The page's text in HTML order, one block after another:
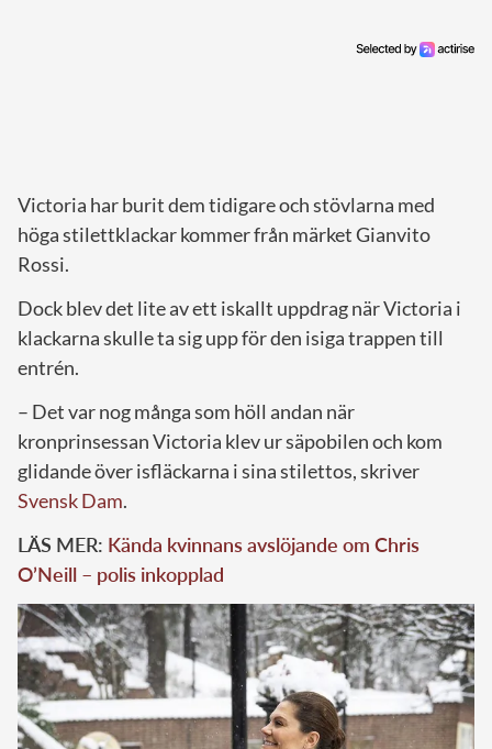
Victoria har burit dem tidigare och stövlarna med
höga stilettklackar kommer från märket Gianvito
Rossi.
Dock blev det lite av ett iskallt uppdrag när Victoria i
klackarna skulle ta sig upp för den isiga trappen till
entrén.
– Det var nog många som höll andan när
kronprinsessan Victoria klev ur säpobilen och kom
glidande över isfläckarna i sina stilettos, skriver
Svensk Dam.
LÄS MER: Kända kvinnans avslöjande om Chris
O’Neill – polis inkopplad